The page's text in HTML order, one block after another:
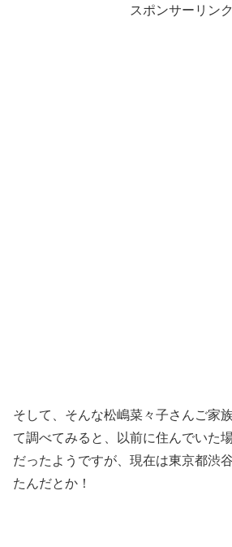
スポンサーリンク
そして、そんな松嶋菜々子さんご家
て調べてみると、以前に住んでいた
だったようですが、現在は東京都渋
たんだとか！